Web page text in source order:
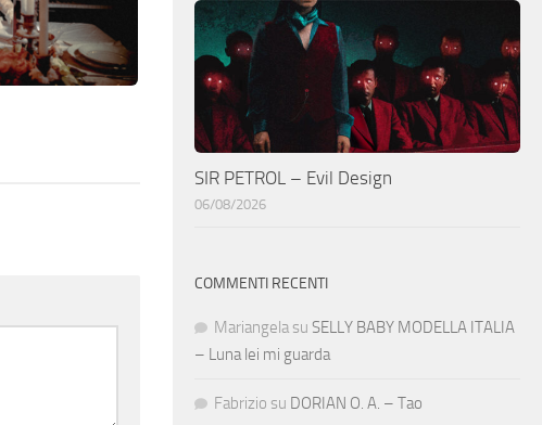
SIR PETROL – Evil Design
06/08/2026
COMMENTI RECENTI
Mariangela su SELLY BABY MODELLA ITALIA
– Luna lei mi guarda
Fabrizio su DORIAN O. A. – Tao